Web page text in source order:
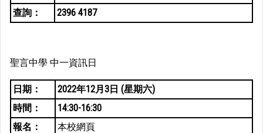
查詢：
2396 4187
聖言中學 中一資訊日
日期：
2022年12月3日 (星期六)
時間：
14:30-16:30
報名：
本校網頁